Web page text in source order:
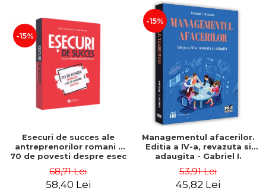
-15%
Esecuri de succes ale
antreprenorilor romani -
70 de povesti despre esec
68,71 Lei
58,40 Lei
-15%
Managementul afacerilor.
Editia a IV-a, revazuta si
adaugita - Gabriel I.
53,91 Lei
45,82 Lei